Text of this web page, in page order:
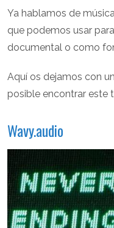
Ya hablamos de
que podemos usar
documental o como
Aquí os dejamos con
posible encontrar este
Wavy.audio